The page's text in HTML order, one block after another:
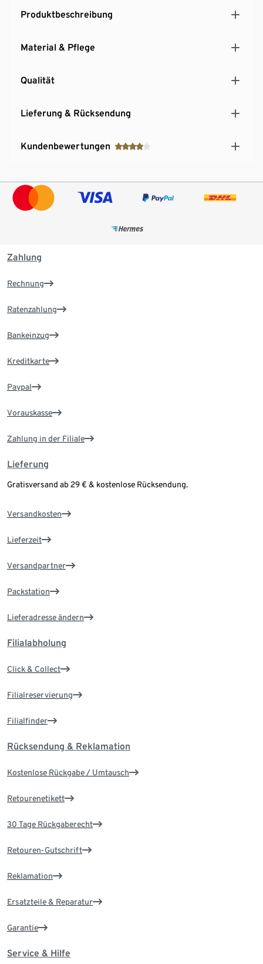
Produktbeschreibung
Material & Pflege
Qualität
Lieferung & Rücksendung
Kundenbewertungen
Zahlung
Rechnung
Ratenzahlung
Bankeinzug
Kreditkarte
Paypal
Vorauskasse
Zahlung in der Filiale
Lieferung
Gratisversand ab 29 € & kostenlose Rücksendung.
Versandkosten
Lieferzeit
Versandpartner
Packstation
Lieferadresse ändern
Filialabholung
Click & Collect
Filialreservierung
Filialfinder
Rücksendung & Reklamation
Kostenlose Rückgabe / Umtausch
Retourenetikett
30 Tage Rückgaberecht
Retouren-Gutschrift
Reklamation
Ersatzteile & Reparatur
Garantie
Service & Hilfe